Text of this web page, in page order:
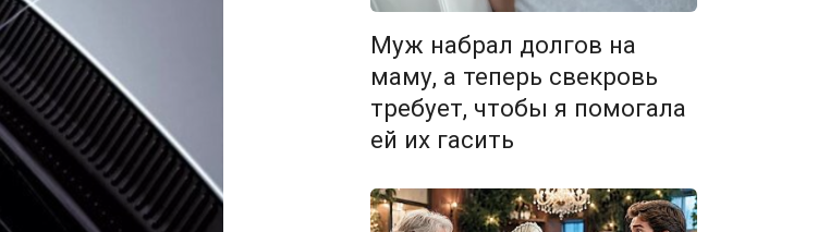
Муж набрал долгов на
маму, а теперь свекровь
требует, чтобы я помогала
ей их гасить